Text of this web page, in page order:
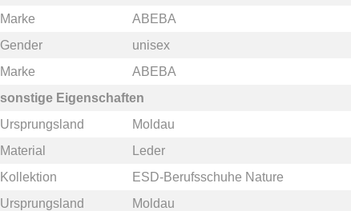
Marke
ABEBA
Gender
unisex
Marke
ABEBA
sonstige Eigenschaften
Ursprungsland
Moldau
Material
Leder
Kollektion
ESD-Berufsschuhe Nature
Ursprungsland
Moldau